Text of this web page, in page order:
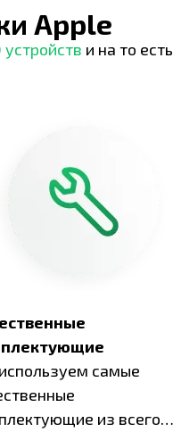
Apple
устройств и на то есть
самые
из всего